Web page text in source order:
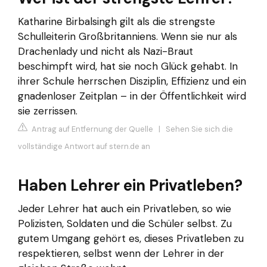
Katharine Birbalsingh gilt als die strengste
Schulleiterin Großbritanniens. Wenn sie nur als
Drachenlady und nicht als Nazi-Braut
beschimpft wird, hat sie noch Glück gehabt. In
ihrer Schule herrschen Disziplin, Effizienz und ein
gnadenloser Zeitplan – in der Öffentlichkeit wird
sie zerrissen.
Antrag auf Entfernung der Quelle | Sehen Sie sich die
vollständige Antwort auf stern.de an
Haben Lehrer ein Privatleben?
Jeder Lehrer hat auch ein Privatleben, so wie
Polizisten, Soldaten und die Schüler selbst. Zu
gutem Umgang gehört es, dieses Privatleben zu
respektieren, selbst wenn der Lehrer in der